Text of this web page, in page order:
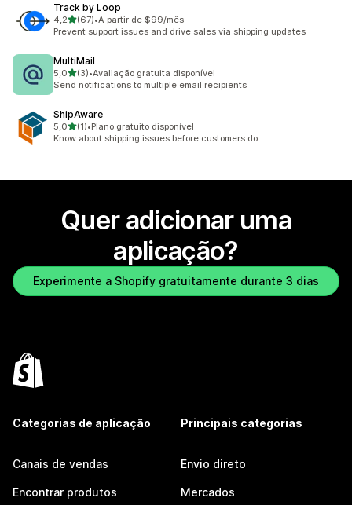
Track by Loop
4,2de 5 estrelas
(67)
67 total de avaliações
•A partir de $99/mês
Prevent support issues and drive sales via shipping updates
MultiMail
5,0de 5 estrelas
(3)
3 total de avaliações
•Avaliação gratuita disponível
Send notifications to multiple email recipients
ShipAware
5,0de 5 estrelas
(1)
1 total de avaliações
•Plano gratuito disponível
Know about shipping issues before customers do
Quer adicionar uma
aplicação?
Experimente a Shopify gratuitamente durante 3 dias
Categorias de aplicação
Canais de vendas
Encontrar produtos
Principais categorias
Envio direto
Mercados